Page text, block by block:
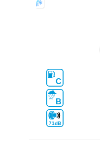
C
B
71dB